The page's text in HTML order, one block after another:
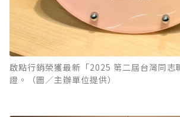
啟點行銷榮獲最新「2025 第二屆台灣同志
證。（圖／主辦單位提供）